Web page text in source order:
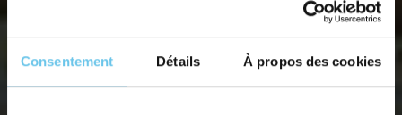
Consentement Détails À propos des cookies